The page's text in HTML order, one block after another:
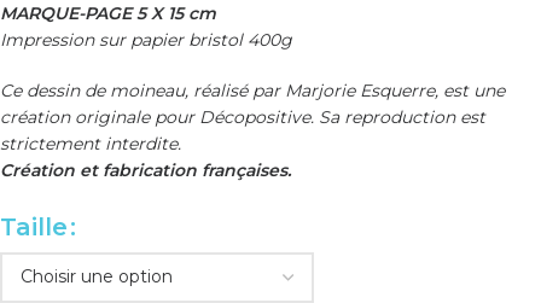
MARQUE-PAGE 5 X 15 cm
Impression sur papier bristol 400g
Ce dessin de moineau, réalisé par Marjorie Esquerre, est une
création originale pour Décopositive. Sa reproduction est
strictement interdite.
Création et fabrication françaises.
Taille